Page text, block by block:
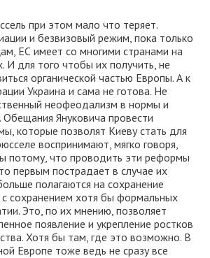
при этом мало что теряет.
и безвизовый режим, пока только
ЕС имеет со многими странами на
И для того чтобы их получить, не
органической частью Европы. А к
Украина и сама не готова. Не
неофеодализм в нормы и
Януковича провести
которые позволят Киеву стать для
воспринимают, мягко говоря,
потому, что проводить эти реформы
первым пострадает в случае их
полагаются на сохранение
с сохранением хотя бы формальных
Это, по их мнению, позволяет
появление и укрепление ростков
Хотя бы там, где это возможно. В
Европе тоже ведь не сразу все